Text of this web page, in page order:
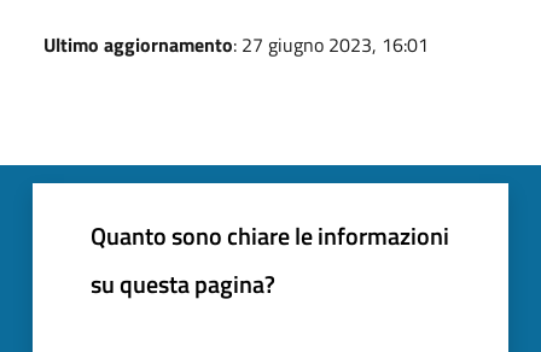
Ultimo aggiornamento: 27 giugno 2023, 16:01
Quanto sono chiare le informazioni
su questa pagina?